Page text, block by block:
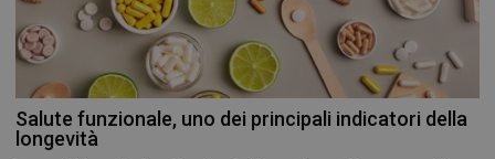
Salute funzionale, uno dei principali indicatori della
longevità